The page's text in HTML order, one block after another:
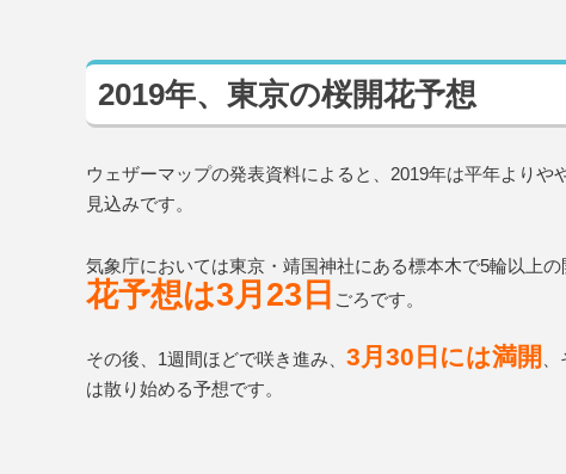
2019年、東京の桜開花予想
ウェザーマップの発表資料によると、2019年は平年より
見込みです。
気象庁においては東京・靖国神社にある標本木で5輪以上
花予想は3月23日 ごろです。
その後、1週間ほどで咲き進み、 3月30日には満開
は散り始める予想です。